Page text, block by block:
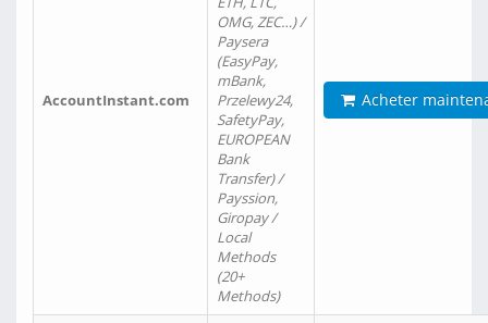
AccountInstant.com
OMG, ZEC…) /
Paysera
(EasyPay,
mBank,
Przelewy24,
SafetyPay,
EUROPEAN
Bank
Transfer) /
Payssion,
Giropay /
Local
Methods
(20+
Methods)
Acheter